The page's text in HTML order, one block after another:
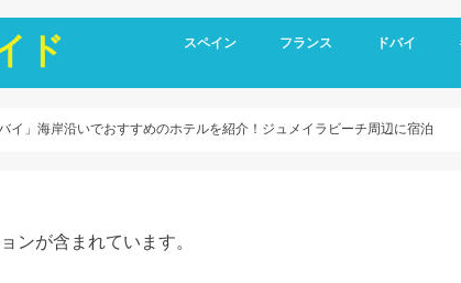
ド スペイン
スペイン基本情報
バルセロナ旅行
グラナダ
コルドバ
アンダルシア地方
セビリア
マドリード
フランス
フランス基本情報
リヨン観光
トゥールーズ旅行
ニース旅行
南フランス旅行
ドバイ
ドバイ空港
ドバイ基本情
オールドドバ
ダウンタウン
ドバイマリー
デザートサフ
ドバイメトロ
ドバイ 新しい
ドバイ ホテル
バイ」海岸沿いでおすすめのホテルを紹介！ジュメイラビーチ周辺に宿泊
ンが含まれています。